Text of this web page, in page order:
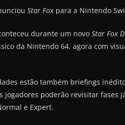
Star Fox para a Nintendo
durante um novo Star Fox
da Nintendo 64, agora com
estão também briefings
jogadores poderão revisitar fases
e Expert.